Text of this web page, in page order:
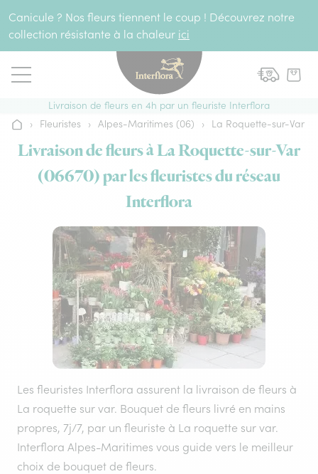
Canicule ? Nos fleurs tiennent le coup ! Découvrez notre
collection résistante à la chaleur ici
Livraison de fleurs en 4h par un fleuriste Interflora
Accueil
› Fleuristes › Alpes-Maritimes (06) › La Roquette-sur-Var
Livraison de fleurs à La Roquette-sur-Var
(06670) par les fleuristes du réseau
Interflora
Les fleuristes Interflora assurent la livraison de fleurs à
La roquette sur var. Bouquet de fleurs livré en mains
propres, 7j/7, par un fleuriste à La roquette sur var.
Interflora Alpes-Maritimes vous guide vers le meilleur
choix de bouquet de fleurs.